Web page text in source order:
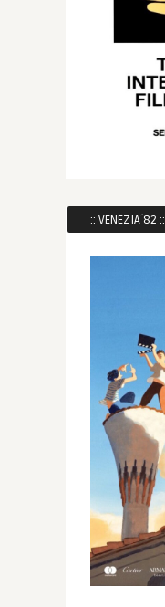
:: VENEZIA´82 ::